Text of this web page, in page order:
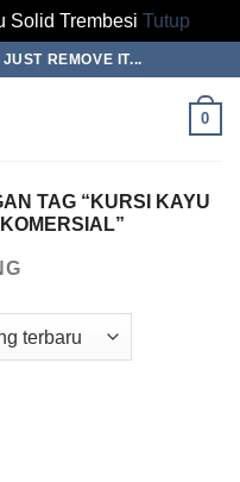
Solid Trembesi Tutup
REMOVE IT...
0
TAG “KURSI KAYU